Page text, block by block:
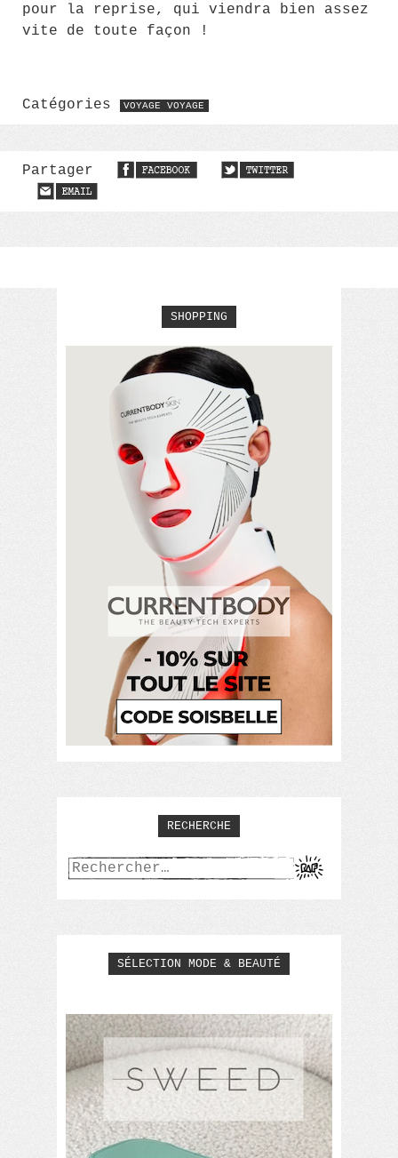
pour la reprise, qui viendra bien assez
vite de toute façon !
Catégories VOYAGE VOYAGE
Partager
SHOPPING
RECHERCHE
Rechercher :
SÉLECTION MODE & BEAUTÉ